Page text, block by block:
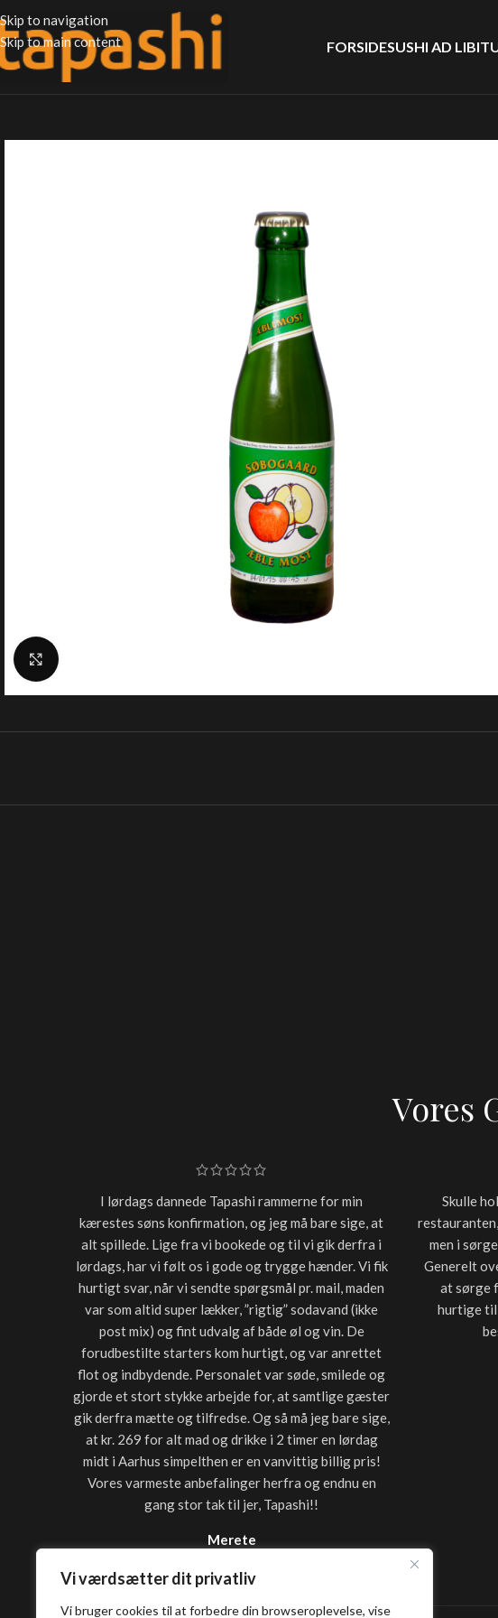
Vi værdsætter dit privatliv
Vi bruger cookies til at forbedre din browseroplevelse, vise
Skip to navigation
Skip to main content
FORSIDESUSHI AD
Vores
I lørdags dannede Tapashi rammerne for min
kærestes søns konfirmation, og jeg må bare sige, at
alt spillede. Lige fra vi bookede og til vi gik derfra i
lørdags, har vi følt os i gode og trygge hænder. Vi fik
hurtigt svar, når vi sendte spørgsmål pr. mail, maden
var som altid super lækker, ”rigtig” sodavand (ikke
post mix) og fint udvalg af både øl og vin. De
forudbestilte starters kom hurtigt, og var anrettet
flot og indbydende. Personalet var søde, smilede og
gjorde et stort stykke arbejde for, at samtlige gæster
gik derfra mætte og tilfredse. Og så må jeg bare sige,
at kr. 269 for alt mad og drikke i 2 timer en lørdag
midt i Aarhus simpelthen er en vanvittig billig pris!
Vores varmeste anbefalinger herfra og endnu en
gang stor tak til jer, Tapashi!!
Merete
Skulle
men i
Generelt
at sørge
hurtige til